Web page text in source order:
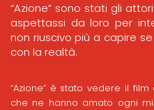
“Azione” sono stati gli
aspettassi da loro per
non riuscivo più a capire
con la realtà.
“Azione” è stato vedere il
che ne hanno amato ogni